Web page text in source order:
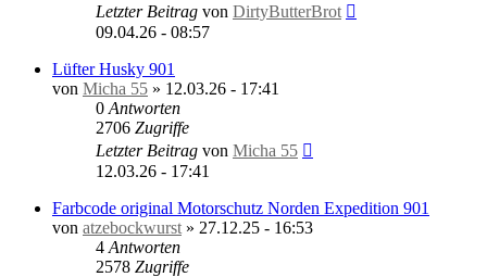
Letzter Beitrag von DirtyButterBrot
09.04.26 - 08:57
Lüfter Husky 901
von Micha 55 » 12.03.26 - 17:41
0 Antworten
2706 Zugriffe
Letzter Beitrag von Micha 55
12.03.26 - 17:41
Farbcode original Motorschutz Norden Expedition 901
von atzebockwurst » 27.12.25 - 16:53
4 Antworten
2578 Zugriffe